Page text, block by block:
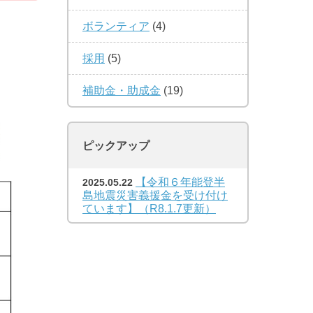
ボランティア (4)
採用 (5)
補助金・助成金 (19)
ピックアップ
2025.05.22
【令和６年能登半
島地震災害義援金を受け付け
ています】（R8.1.7更新）